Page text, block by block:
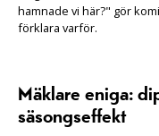
hamnade vi här?" gör
förklara varför.
Mäklare eniga:
säsongseffekt